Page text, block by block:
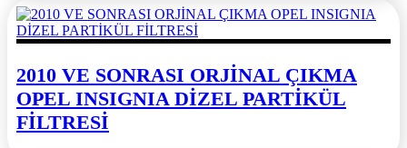
2010 VE SONRASI ORJİNAL ÇIKMA
OPEL INSIGNIA DİZEL PARTİKÜL
FİLTRESİ